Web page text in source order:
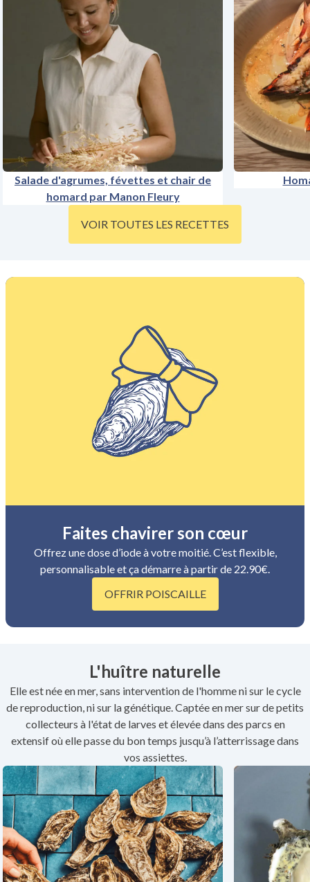
Salade d'agrumes, févettes et chair de
homard par Manon Fleury
VOIR TOUTES LES RECETTES
Faites chavirer son cœur
Offrez une dose d’iode à votre moitié. C’est flexible,
personnalisable et ça démarre à partir de 22.90€.
OFFRIR POISCAILLE
L'huître naturelle
Elle est née en mer, sans intervention de l'homme ni sur le cycle
de reproduction, ni sur la génétique. Captée en mer sur de petits
collecteurs à l'état de larves et élevée dans des parcs en
extensif où elle passe du bon temps jusqu’à l’atterrissage dans
vos assiettes.